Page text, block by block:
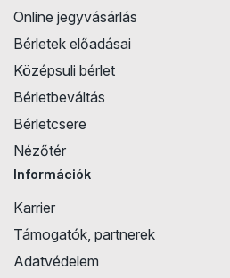
Online jegyvásárlás
Bérletek előadásai
Középsuli bérlet
Bérletbeváltás
Bérletcsere
Nézőtér
Információk
Karrier
Támogatók, partnerek
Adatvédelem